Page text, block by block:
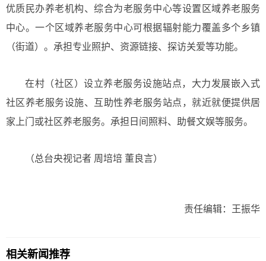
优质民办养老机构、综合为老服务中心等设置区域养老服务
中心。一个区域养老服务中心可根据辐射能力覆盖多个乡镇
（街道）。承担专业照护、资源链接、探访关爱等功能。
在村（社区）设立养老服务设施站点，大力发展嵌入式
社区养老服务设施、互助性养老服务站点，就近就便提供居
家上门或社区养老服务。承担日间照料、助餐文娱等服务。
（总台央视记者 周培培 董良言）
责任编辑：王振华
相关新闻推荐